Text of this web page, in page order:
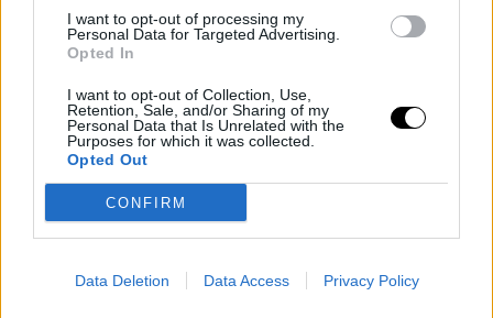
I want to opt-out of processing my
Personal Data for Targeted Advertising.
Opted In
I want to opt-out of Collection, Use,
Retention, Sale, and/or Sharing of my
Personal Data that Is Unrelated with the
Purposes for which it was collected.
Opted Out
CONFIRM
Data Deletion Data Access Privacy Policy
Ortek masszírozók a mindennapi testápoláshoz